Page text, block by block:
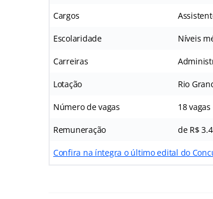
Cargos
Escolaridade Níveis
Carreiras
Lotação Rio
Número de vagas 18
Remuneração de R$
Confira na íntegra o último edital do